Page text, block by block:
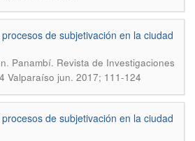
de subjetivación en la ciudad
. Panambí. Revista de Investigaciones
Valparaíso jun. 2017; 111-124
de subjetivación en la ciudad